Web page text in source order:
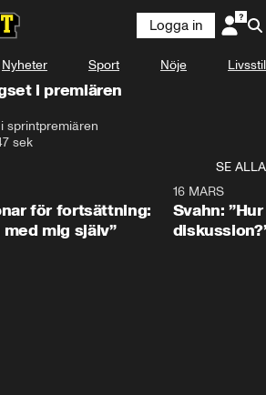
Logga in
Nyheter Sport Nöje Livsstil
i premiären
sprintpremiären
sek
SE ALLA
för fortsättning:
mig själv”
16 MARS
Svahn: